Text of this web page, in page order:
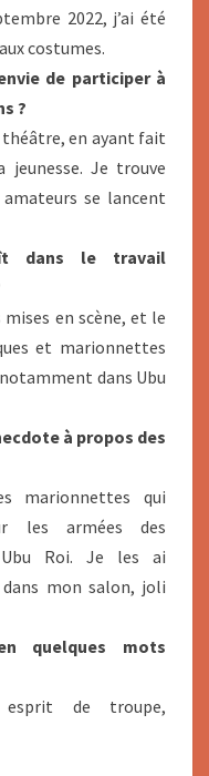
2022, j’ai été
costumes.
de participer à
?
théâtre, en ayant fait
jeunesse. Je trouve
se lancent
dans le travail
mises en scène, et le
et marionnettes
dans Ubu
à propos des
marionnettes qui
les armées des
Roi. Je les ai
mon salon, joli
quelques mots
esprit de troupe,